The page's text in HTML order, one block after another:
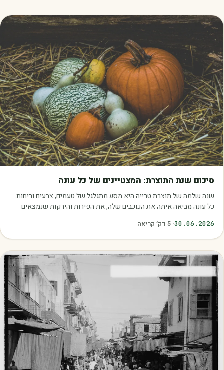
סיכום שנת התוצרת: המצטיינים של כל עונה
שנה שלמה של תוצרת טרייה היא מסע מתגלגל של טעמים, צבעים וריחות.
כל עונה מביאה איתה את הכוכבים שלה, את הפירות והירקות שנמצאים
30.06.2026
·
5 דק׳ קריאה